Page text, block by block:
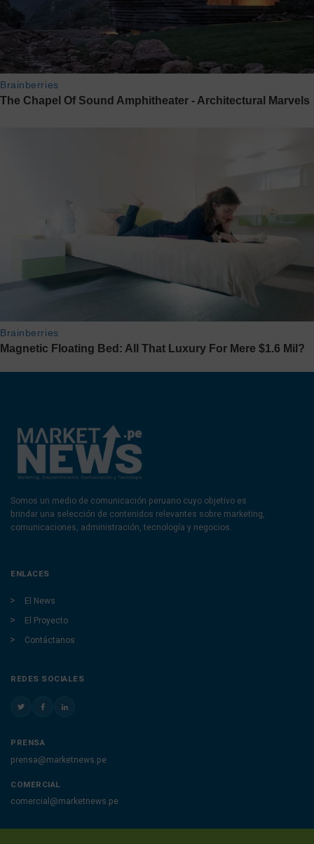
Somos un medio de comunicación peruano cuyo objetivo es
brindar una selección de contenidos relevantes sobre marketing,
comunicaciones, administración, tecnología y negocios.
ENLACES
El News
El Proyecto
Contáctanos
REDES SOCIALES
PRENSA
prensa@marketnews.pe
COMERCIAL
comercial@marketnews.pe